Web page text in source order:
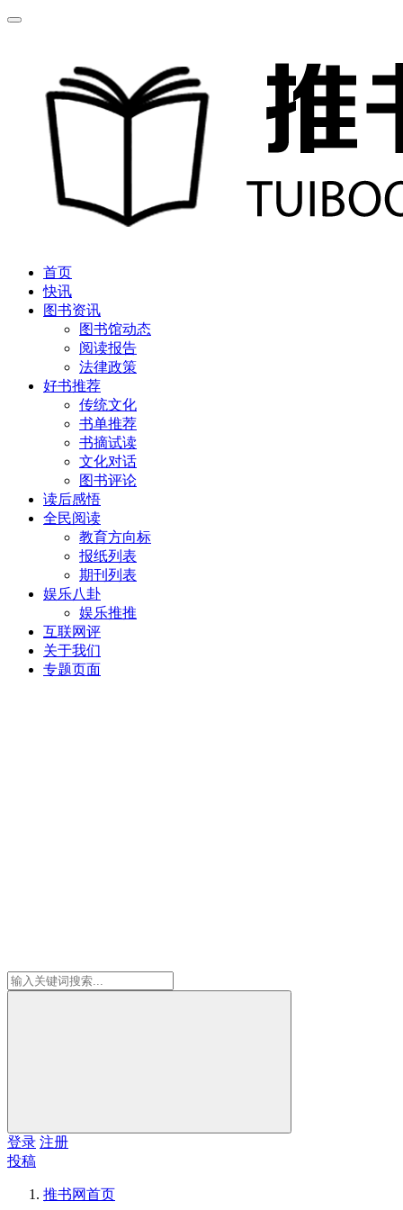
首页
快讯
图书资讯
图书馆动态
阅读报告
法律政策
好书推荐
传统文化
书单推荐
书摘试读
文化对话
图书评论
读后感悟
全民阅读
教育方向标
报纸列表
期刊列表
娱乐八卦
娱乐推推
互联网评
关于我们
专题页面
登录 注册
投稿
推书网首页